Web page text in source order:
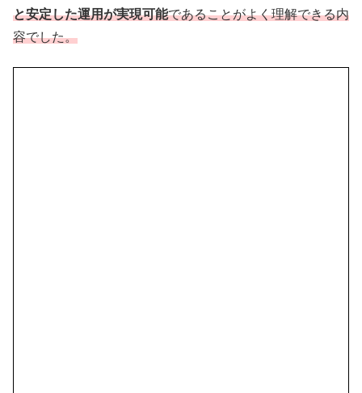
と安定した運用が実現可能であることがよく理解できる内
容でした。